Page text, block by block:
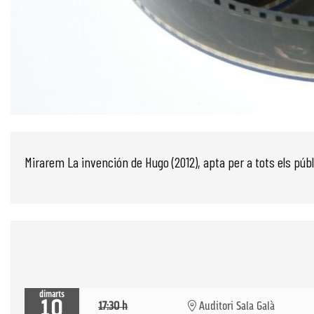
Mirarem La invención de Hugo (2012), apta per a tots els
dimarts
17:30 h Auditori Sala Galà